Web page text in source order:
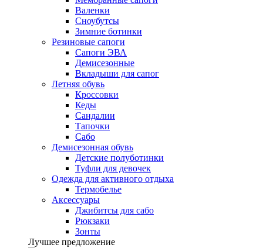
Валенки
Сноубутсы
Зимние ботинки
Резиновые сапоги
Сапоги ЭВА
Демисезонные
Вкладыши для сапог
Летняя обувь
Кроссовки
Кеды
Сандалии
Тапочки
Сабо
Демисезонная обувь
Детские полуботинки
Туфли для девочек
Одежда для активного отдыха
Термобелье
Аксессуары
Джибитсы для сабо
Рюкзаки
Зонты
Лучшее предложение